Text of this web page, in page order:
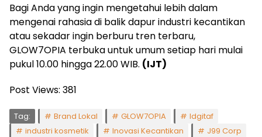
Bagi Anda yang ingin mengetahui lebih dalam
mengenai rahasia di balik dapur industri kecantikan
atau sekadar ingin berburu tren terbaru,
GLOW7OPIA terbuka untuk umum setiap hari mulai
pukul 10.00 hingga 22.00 WIB. (IJT)
Post Views: 381
Tag: Brand Lokal GLOW7OPIA
Idgitaf
industri kosmetik
Inovasi Kecantikan
J99 Corp